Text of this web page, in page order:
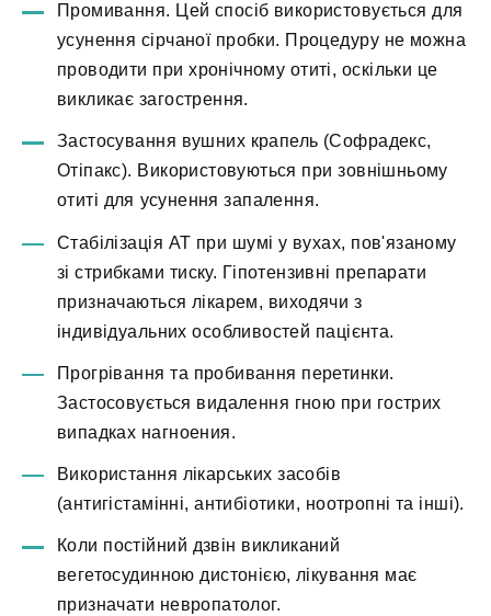
Промивання. Цей спосіб використовується для
усунення сірчаної пробки. Процедуру не можна
проводити при хронічному отиті, оскільки це
викликає загострення.
Застосування вушних крапель (Софрадекс,
Отіпакс). Використовуються при зовнішньому
отиті для усунення запалення.
Стабілізація АТ при шумі у вухах, пов'язаному
зі стрибками тиску. Гіпотензивні препарати
призначаються лікарем, виходячи з
індивідуальних особливостей пацієнта.
Прогрівання та пробивання перетинки.
Застосовується видалення гною при гострих
випадках нагноения.
Використання лікарських засобів
(антигістамінні, антибіотики, ноотропні та інші).
Коли постійний дзвін викликаний
вегетосудинною дистонією, лікування має
призначати невропатолог.